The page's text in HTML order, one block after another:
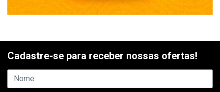
Cadastre-se para receber nossas ofertas!